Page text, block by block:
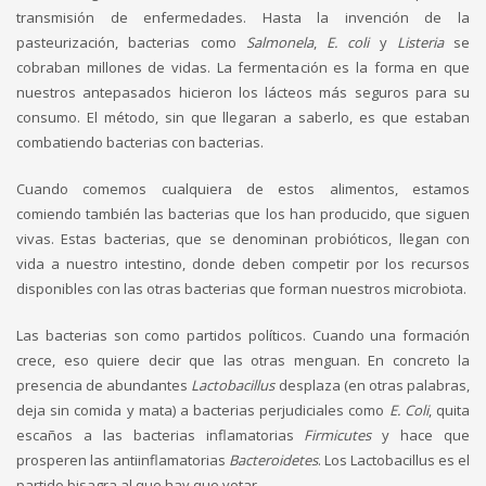
transmisión de enfermedades. Hasta la invención de la
pasteurización, bacterias como Salmonela, E. coliy Listeriase
cobraban millones de vidas. La fermentación es la forma en que
nuestros antepasados hicieron los lácteos más seguros para su
consumo. El método, sin que llegaran a saberlo, es que estaban
combatiendo bacterias con bacterias.
Cuando comemos cualquiera de estos alimentos, estamos
comiendo también las bacterias que los han producido, que siguen
vivas. Estas bacterias, que se denominan probióticos, llegan con
vida a nuestro intestino, donde deben competir por los recursos
disponibles con las otras bacterias que forman nuestros microbiota.
Las bacterias son como partidos políticos. Cuando una formación
crece, eso quiere decir que las otras menguan. En concreto la
presencia de abundantes Lactobacillus desplaza (en otras palabras,
deja sin comida y mata) a bacterias perjudiciales como E. Coli, quita
escaños a las bacterias inflamatorias Firmicutesy hace que
prosperen las antiinflamatorias Bacteroidetes. Los Lactobacillus es el